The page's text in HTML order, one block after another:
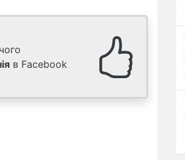
в Facebook